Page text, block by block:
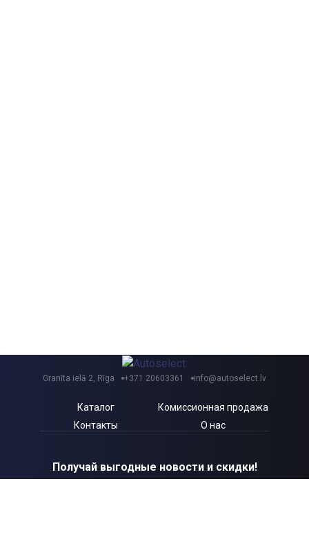
Granīta ielā 2, Rīga +371 20603361 info@autoselect.lv
Каталог
Комиссионная продажа
Контакты
О нас
Получай выгодные новости и скидки!